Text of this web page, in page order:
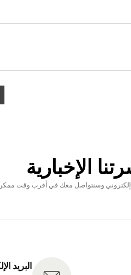
الإخبارية
إلكتروني وسنتواصل معك في أقرب وقت
البريد